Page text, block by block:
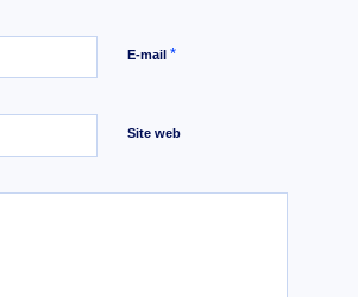
E-mail *
Site web